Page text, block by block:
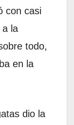
con casi
a la
todo,
en la
dio la